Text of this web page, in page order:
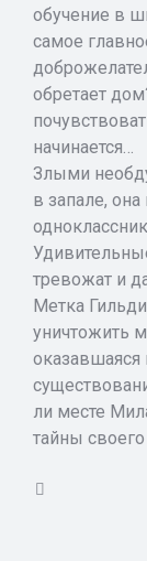
обучение в
самое
обретает
начинается…
Злыми
в запале,
тревожат и
Метка
уничтожить
оказавшаяся
ли месте
тайны